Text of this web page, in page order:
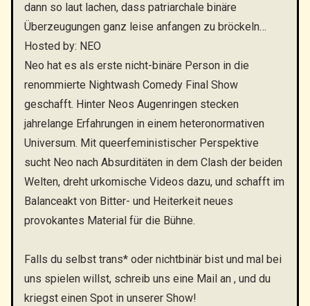
dann so laut lachen, dass patriarchale binäre
Überzeugungen ganz leise anfangen zu bröckeln…
Hosted by: NEO
Neo hat es als erste nicht-binäre Person in die
renommierte Nightwash Comedy Final Show
geschafft. Hinter Neos Augenringen stecken
jahrelange Erfahrungen in einem heteronormativen
Universum. Mit queerfeministischer Perspektive
sucht Neo nach Absurditäten in dem Clash der beiden
Welten, dreht urkomische Videos dazu, und schafft im
Balanceakt von Bitter- und Heiterkeit neues
provokantes Material für die Bühne.
Falls du selbst trans* oder nichtbinär bist und mal bei
uns spielen willst, schreib uns eine Mail an , und du
kriegst einen Spot in unserer Show!